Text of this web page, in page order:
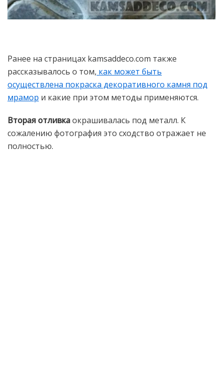
Ранее на страницах kamsaddeco.com также
рассказывалось о том, как может быть
осуществлена покраска декоративного камня под
мрамор и какие при этом методы применяются.
Вторая отливкаокрашивалась под металл. К
сожалению фотография это сходство отражает не
полностью.